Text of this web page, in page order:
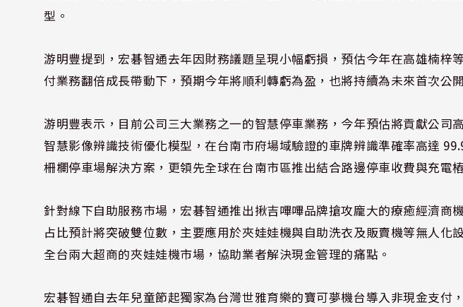
型。
游明豐提到，宏碁智通去年因財務議題呈現小幅虧損，預估今年在高雄楠梓
付業務翻倍成長帶動下，預期今年將順利轉虧為盈，也將持續為未來首次公
游明豐表示，目前公司三大業務之一的智慧停車業務，今年預估將貢獻公司
智慧影像辨識技術優化模型，在台南市府場域驗證的車牌辨識準確率高達
柵欄停車場解決方案，更領先全球在台南市區推出結合路邊停車收費與充電
針對線下自助服務市場，宏碁智通推出揪吉嗶嗶品牌搶攻龐大的療癒經濟商
占比預計將突破雙位數，主要應用於夾娃娃機與自助洗衣及販賣機等無人化
全台兩大超商的夾娃娃機市場，協助業者解決現金管理的痛點。
宏碁智通自去年兒童節起獨家為台灣世雅育樂的寶可夢機台導入非現金支付